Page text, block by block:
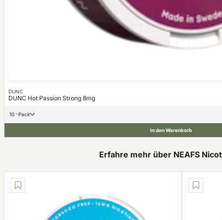
DUNC
DUNC Hot Passion Strong 8mg
10 -Pack
In den Warenkorb
Erfahre mehr über NEAFS